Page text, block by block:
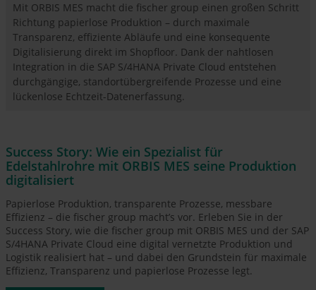
Mit ORBIS MES macht die fischer group einen großen Schritt
Richtung papierlose Produktion – durch maximale
Transparenz, effiziente Abläufe und eine konsequente
Digitalisierung direkt im Shopfloor. Dank der nahtlosen
Integration in die SAP S/4HANA Private Cloud entstehen
durchgängige, standortübergreifende Prozesse und eine
lückenlose Echtzeit-Datenerfassung.
Success Story: Wie ein Spezialist für
Edelstahlrohre mit ORBIS MES seine Produktion
digitalisiert
Papierlose Produktion, transparente Prozesse, messbare
Effizienz – die fischer group macht’s vor. Erleben Sie in der
Success Story, wie die fischer group mit ORBIS MES und der SAP
S/4HANA Private Cloud eine digital vernetzte Produktion und
Logistik realisiert hat – und dabei den Grundstein für maximale
Effizienz, Transparenz und papierlose Prozesse legt.